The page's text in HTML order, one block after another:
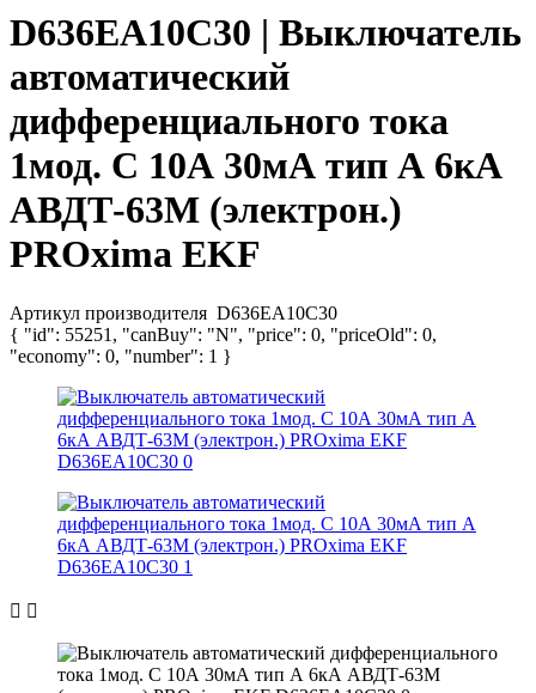
D636EA10C30 | Выключатель
автоматический
дифференциального тока
1мод. C 10А 30мА тип А 6кА
АВДТ-63М (электрон.)
PROxima EKF
Артикул производителя D636EA10C30
{ "id": 55251, "canBuy": "N", "price": 0, "priceOld": 0,
"economy": 0, "number": 1 }